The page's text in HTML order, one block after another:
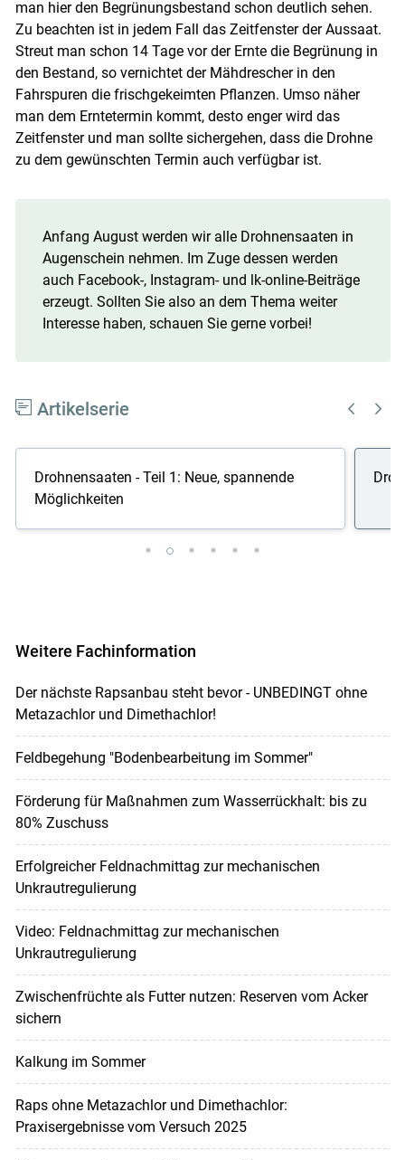
man hier den Begrünungsbestand schon deutlich sehen.
Zu beachten ist in jedem Fall das Zeitfenster der Aussaat.
Streut man schon 14 Tage vor der Ernte die Begrünung in
den Bestand, so vernichtet der Mähdrescher in den
Fahrspuren die frischgekeimten Pflanzen. Umso näher
man dem Erntetermin kommt, desto enger wird das
Zeitfenster und man sollte sichergehen, dass die Drohne
zu dem gewünschten Termin auch verfügbar ist.
Anfang August werden wir alle Drohnensaaten in
Augenschein nehmen. Im Zuge dessen werden
auch Facebook-, Instagram- und lk-online-Beiträge
erzeugt. Sollten Sie also an dem Thema weiter
Interesse haben, schauen Sie gerne vorbei!
Artikelserie
Drohnensaaten - Teil 1: Neue, spannende
Möglichkeiten
Weitere Fachinformation
Der nächste Rapsanbau steht bevor - UNBEDINGT ohne
Metazachlor und Dimethachlor!
Feldbegehung "Bodenbearbeitung im Sommer"
Förderung für Maßnahmen zum Wasserrückhalt: bis zu
80% Zuschuss
Erfolgreicher Feldnachmittag zur mechanischen
Unkrautregulierung
Video: Feldnachmittag zur mechanischen
Unkrautregulierung
Zwischenfrüchte als Futter nutzen: Reserven vom Acker
sichern
Kalkung im Sommer
Raps ohne Metazachlor und Dimethachlor:
Praxisergebnisse vom Versuch 2025